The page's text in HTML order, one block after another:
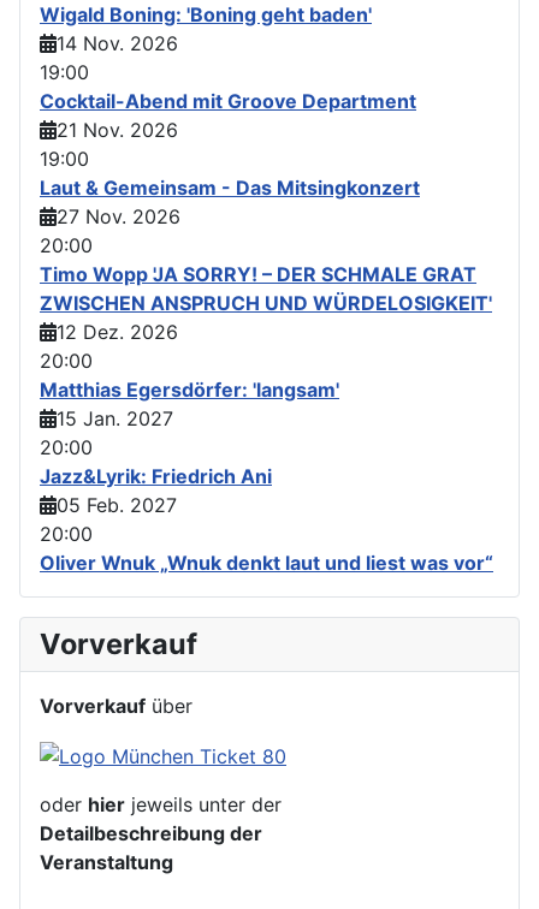
Wigald Boning: 'Boning geht baden'
14 Nov. 2026
19:00
Cocktail-Abend mit Groove Department
21 Nov. 2026
19:00
Laut & Gemeinsam - Das Mitsingkonzert
27 Nov. 2026
20:00
Timo Wopp 'JA SORRY! – DER SCHMALE GRAT
ZWISCHEN ANSPRUCH UND WÜRDELOSIGKEIT'
12 Dez. 2026
20:00
Matthias Egersdörfer: 'langsam'
15 Jan. 2027
20:00
Jazz&Lyrik: Friedrich Ani
05 Feb. 2027
20:00
Oliver Wnuk „Wnuk denkt laut und liest was vor“
Vorverkauf
Vorverkauf über
oder hier jeweils unter der
Detailbeschreibung der
Veranstaltung